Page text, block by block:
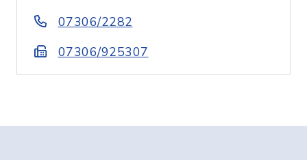
07306/2282
07306/925307